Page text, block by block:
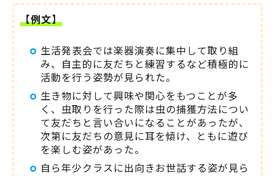
【例文】
生活発表会では楽器演奏に集中して取り組
み、自主的に友だちと練習するなど積極的に
活動を行う姿勢が見られた。
生き物に対して興味や関心をもつことが多
く、虫取りを行った際は虫の捕獲方法につい
て友だちと言い合いになることがあったが、
次第に友だちの意見に耳を傾け、ともに遊び
を楽しむ姿があった。
自ら年少クラスに出向きお世話する姿が見ら